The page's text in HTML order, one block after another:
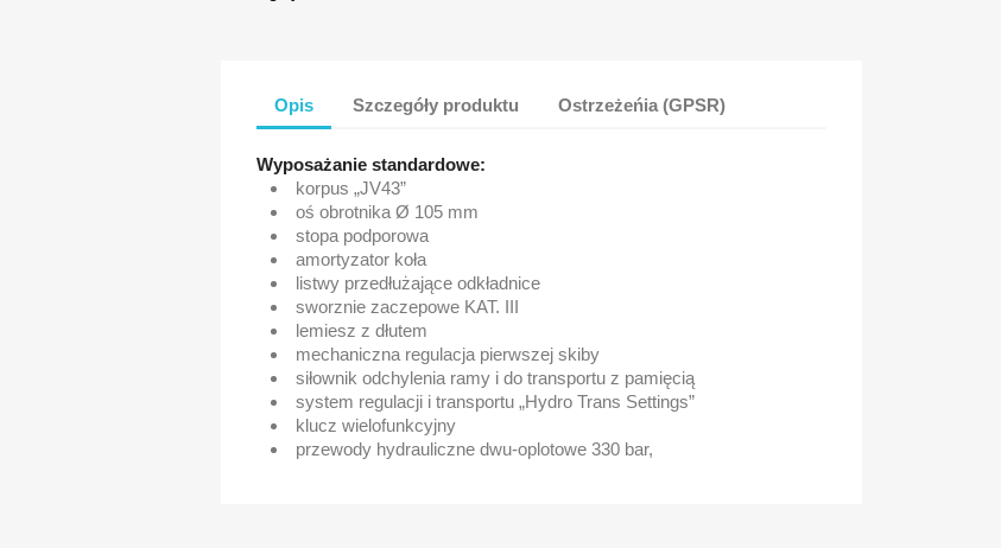
Opis Szczegóły produktu Ostrzeżeńia (GPSR)
Wyposażanie standardowe:
korpus „JV43”
oś obrotnika Ø 105 mm
stopa podporowa
amortyzator koła
listwy przedłużające odkładnice
sworznie zaczepowe KAT. III
lemiesz z dłutem
mechaniczna regulacja pierwszej skiby
siłownik odchylenia ramy i do transportu z pamięcią
system regulacji i transportu „Hydro Trans Settings”
klucz wielofunkcyjny
przewody hydrauliczne dwu-oplotowe 330 bar,